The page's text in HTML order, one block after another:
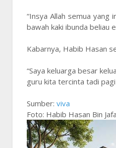
“Insya Allah semua yang
bawah kaki ibunda beliau
Kabarnya, Habib Hasan
“Saya keluarga besar
guru kita tercinta tadi
Sumber: viva
Foto: Habib Hasan Bin